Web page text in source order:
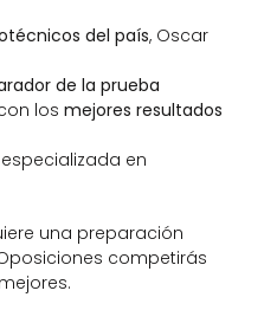
del país, Oscar
de la prueba
los mejores resultados
en
una preparación
competirás